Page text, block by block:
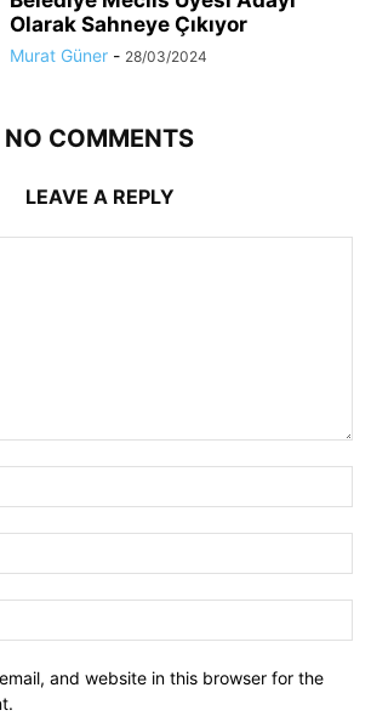
Olarak Sahneye Çıkıyor
Murat Güner - 28/03/2024
NO COMMENTS
LEAVE A REPLY
and website in this browser for the